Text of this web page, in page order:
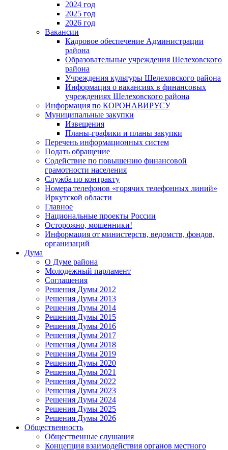
2024 год
2025 год
2026 год
Вакансии
Кадровое обеспечение Администрации
района
Образовательные учреждения Шелеховского
района
Учреждения культуры Шелеховского района
Информация о вакансиях в финансовых
учреждениях Шелеховского района
Информация по КОРОНАВИРУСУ
Муниципальные закупки
Извещения
Планы-графики и планы закупки
Перечень информационных систем
Подать обращение
Содействие по повышению финансовой
грамотности населения
Служба по контракту
Номера телефонов «горячих телефонных линий»
Иркутской области
Главное
Национальные проекты России
Осторожно, мошенники!
Информация от министерств, ведомств, фондов,
организаций
Дума
О Думе района
Молодежный парламент
Соглашения
Решения Думы 2012
Решения Думы 2013
Решения Думы 2014
Решения Думы 2015
Решения Думы 2016
Решения Думы 2017
Решения Думы 2018
Решения Думы 2019
Решения Думы 2020
Решения Думы 2021
Решения Думы 2022
Решения Думы 2023
Решения Думы 2024
Решения Думы 2025
Решения Думы 2026
Общественность
Общественные слушания
Концепция взаимодействия органов местного